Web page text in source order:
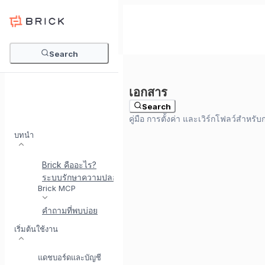
Search
Search
บทนำ
Brick คืออะไร?
ระบบรักษาความปลอดภัยที่ Brick
Brick MCP
คำถามที่พบบ่อย
เริ่มต้นใช้งาน
แดชบอร์ดและบัญชี